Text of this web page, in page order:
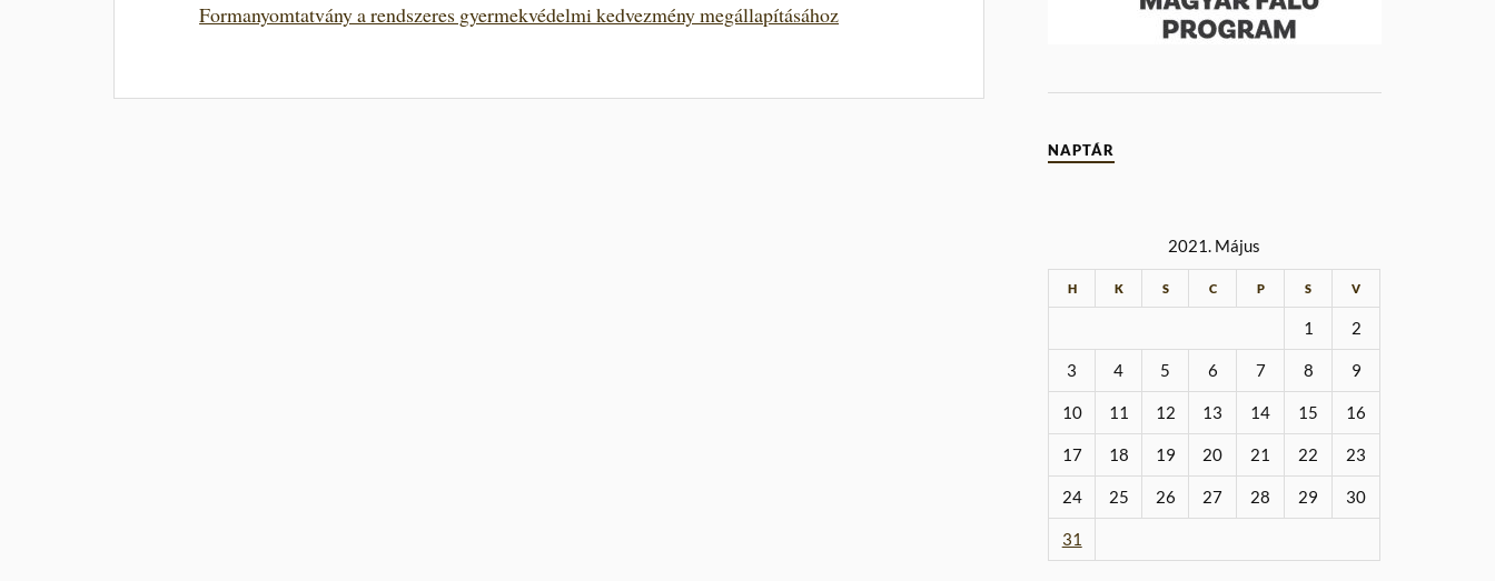
Formanyomtatvány a rendszeres gyermekvédelmi kedvezmény megállapításához
NAPTÁR
2021. Május
H K S C P S V
1 2
3 4 5 6 7 8 9
10 11 12 13 14 15 16
17 18 19 20 21 22 23
24 25 26 27 28 29 30
31